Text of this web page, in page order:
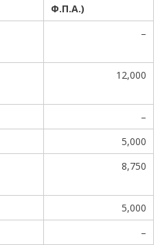
Φ.Π.Α.)
–
12,000
–
5,000
8,750
5,000
–